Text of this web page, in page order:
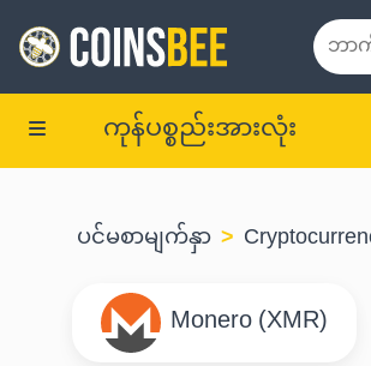
ကုန်ပစ္စည်းအားလုံး
ပင်မစာမျက်နှာ
Monero (XMR)